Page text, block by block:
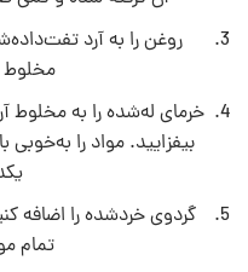
روغن را به آرد
خرمای له‌شده را به مخلوط
بیفزایید. مواد را به‌خوبی
گردوی خردشده را اضافه
تمام